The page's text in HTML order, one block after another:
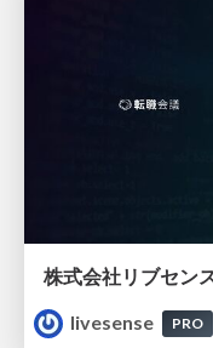
livesense
PRO